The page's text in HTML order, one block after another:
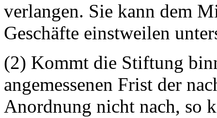
verlangen. Sie kann dem
Geschäfte einstweilen
(2) Kommt die Stiftung
angemessenen Frist der
Anordnung nicht nach, so